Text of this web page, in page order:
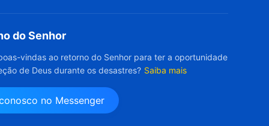
do Senhor
vindas ao retorno do Senhor para ter a oportunidade
de Deus durante os desastres? Saiba mais
no Messenger